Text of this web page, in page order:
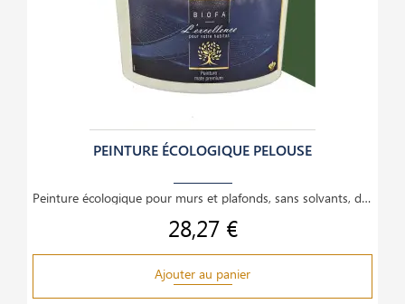
PEINTURE ÉCOLOGIQUE PELOUSE
Peinture écologique pour murs et plafonds, sans solvants, dilution à l’eau, couvrante,
Prix
28,27 €
Ajouter au panier